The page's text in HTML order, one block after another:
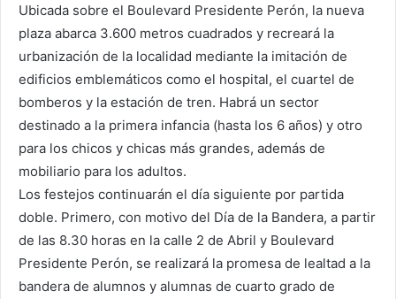
Ubicada sobre el Boulevard Presidente Perón, la nueva
plaza abarca 3.600 metros cuadrados y recreará la
urbanización de la localidad mediante la imitación de
edificios emblemáticos como el hospital, el cuartel de
bomberos y la estación de tren. Habrá un sector
destinado a la primera infancia (hasta los 6 años) y otro
para los chicos y chicas más grandes, además de
mobiliario para los adultos.
Los festejos continuarán el día siguiente por partida
doble. Primero, con motivo del Día de la Bandera, a partir
de las 8.30 horas en la calle 2 de Abril y Boulevard
Presidente Perón, se realizará la promesa de lealtad a la
bandera de alumnos y alumnas de cuarto grado de